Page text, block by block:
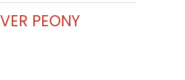
PEONY